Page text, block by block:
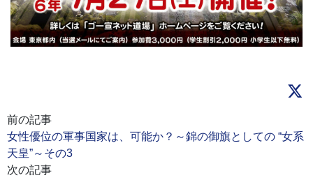
前の記事
女性優位の軍事国家は、可能か？～錦の御旗としての “女系
天皇”～その3
次の記事